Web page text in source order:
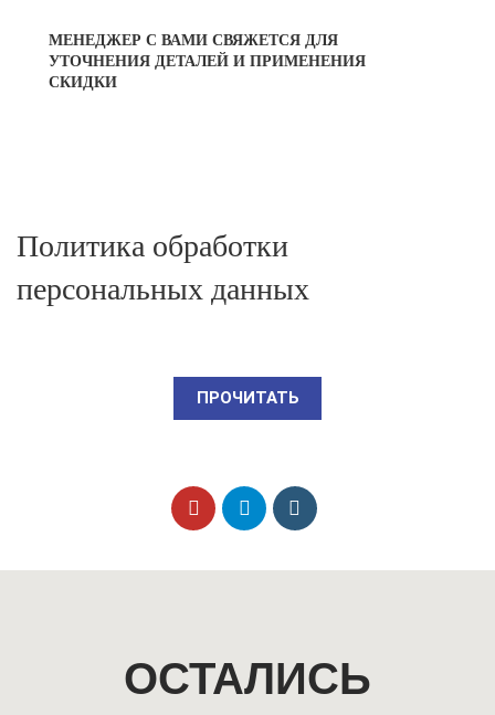
МЕНЕДЖЕР С ВАМИ СВЯЖЕТСЯ ДЛЯ
УТОЧНЕНИЯ ДЕТАЛЕЙ И ПРИМЕНЕНИЯ
СКИДКИ
Политика обработки
персональных данных
ПРОЧИТАТЬ
ОСТАЛИСЬ